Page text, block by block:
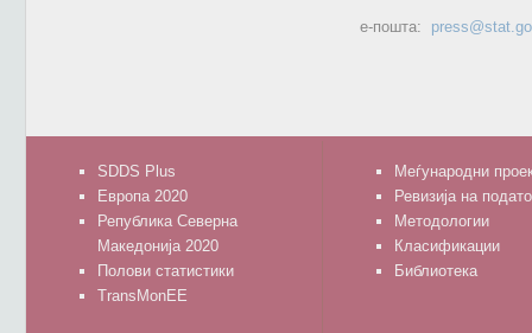
е-пошта:
SDDS Plus
Европа 2020
Република Северна
Македонија 2020
Полови статистики
TransMonEE
Меѓународни
Ревизија на
Методологии
Класификации
Библиотека